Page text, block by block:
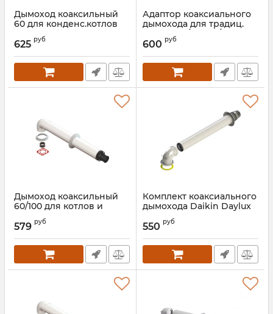
Дымоход коаксильный
60 для конденс.котлов
Innovita с коленом 90
Артикул:
625 руб
Адаптор коаксиального
дымохода для традиц.
котлов 60/100-80/80
Innovita
Артикул: 00000026458
600 руб
Дымоход коаксильный
60/100 для котлов и
колонок Innovita
Артикул:
579 руб
Комплект коаксиального
дымохода Daikin Daylux
Артикул:
550 руб